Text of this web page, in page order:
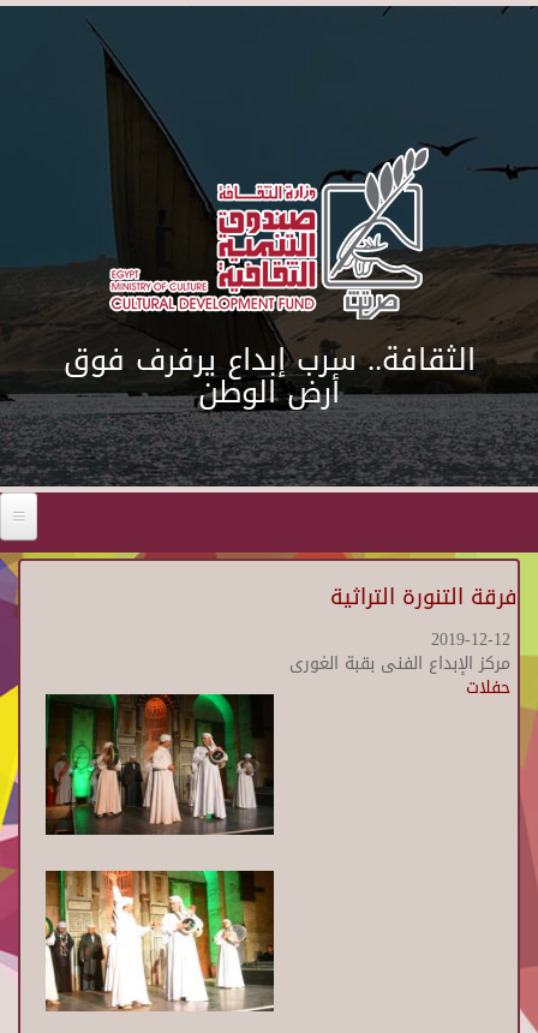
Skip to main content
الثقافة.. سرب إبداع يرفرف فوق
أرض الوطن
فرقة التنورة التراثية
2019-12-12
مركز الإبداع الفنى بقبة الغورى
حفلات